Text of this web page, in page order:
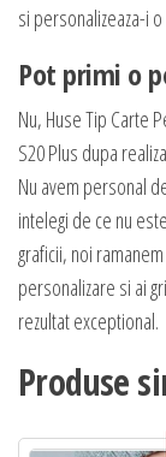
si personalizeaza-i
Pot primi o
Nu, Huse Tip Carte
S20 Plus dupa
Nu avem personal
intelegi de ce nu
graficii, noi
personalizare si ai
rezultat exceptional.
Produse